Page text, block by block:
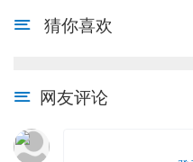
猜你喜欢
网友评论